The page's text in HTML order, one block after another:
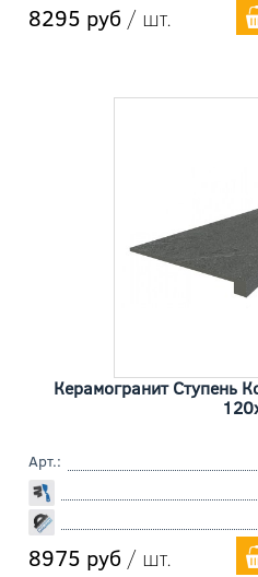
8295 руб / шт.
Керамогранит Ступень
Арт.:
8975 руб / шт.